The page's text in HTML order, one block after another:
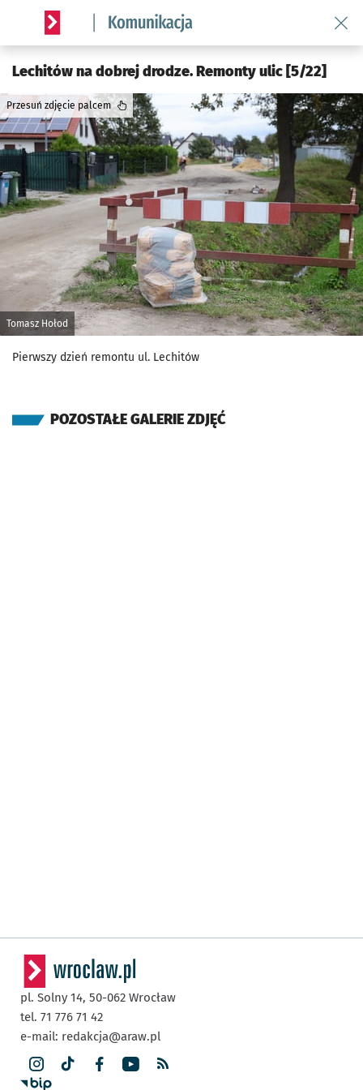
Serwis informacyjny wroclaw.pl podserwis: Komunikacja
Lechitów na dobrej drodze. Remonty ulic [5/22]
Tomasz Hołod
Przesuń zdjęcie palcem
Pierwszy dzień remontu ul. Lechitów
POZOSTAŁE GALERIE ZDJĘĆ
pl. Solny 14, 50-062 Wrocław
tel. 71 776 71 42
e-mail: redakcja@araw.pl